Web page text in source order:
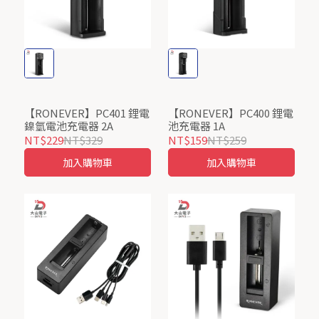
【RONEVER】PC401 鋰電
鎳氫電池充電器 2A
NT$229NT$329
加入購物車
【RONEVER】PC400 鋰電
池充電器 1A
NT$159NT$259
加入購物車